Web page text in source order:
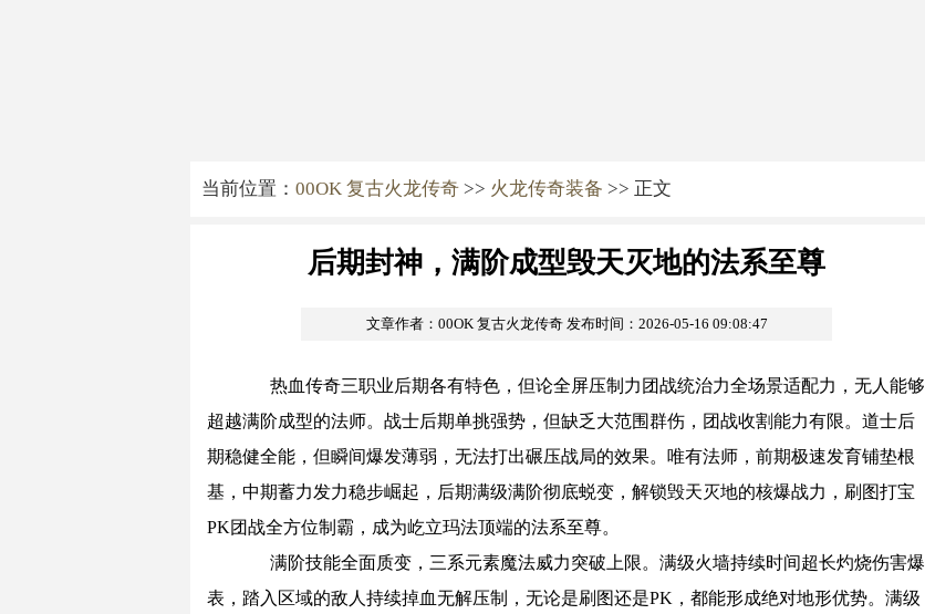
当前位置： 00OK 复古火龙传奇 >> 火龙传奇装备 >> 正文
后期封神，满阶成型毁天灭地的法系至尊
文章作者：00OK 复古火龙传奇 发布时间：2026-05-16 09:08:47
热血传奇三职业后期各有特色，但论全屏压制力团战统治力全场景适配力，无人能够
超越满阶成型的法师。战士后期单挑强势，但缺乏大范围群伤，团战收割能力有限。道士后
期稳健全能，但瞬间爆发薄弱，无法打出碾压战局的效果。唯有法师，前期极速发育铺垫根
基，中期蓄力发力稳步崛起，后期满级满阶彻底蜕变，解锁毁天灭地的核爆战力，刷图打宝
PK团战全方位制霸，成为屹立玛法顶端的法系至尊。
满阶技能全面质变，三系元素魔法威力突破上限。满级火墙持续时间超长灼烧伤害爆
表，踏入区域的敌人持续掉血无解压制，无论是刷图还是PK，都能形成绝对地形优势。满级